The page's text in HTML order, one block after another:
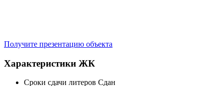
Получите презентацию объекта
Характеристики ЖК
Сроки сдачи литеров Сдан